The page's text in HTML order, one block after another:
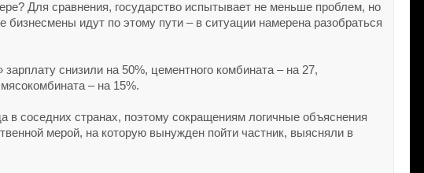
Для сравнения, государство испытывает не меньше проблем, но
идут по этому пути – в ситуации намерена разобраться
снизили на 50%, цементного комбината – на 27,
– на 15%.
в соседних странах, поэтому сокращениям логичные объяснения
мерой, на которую вынужден пойти частник, выясняли в